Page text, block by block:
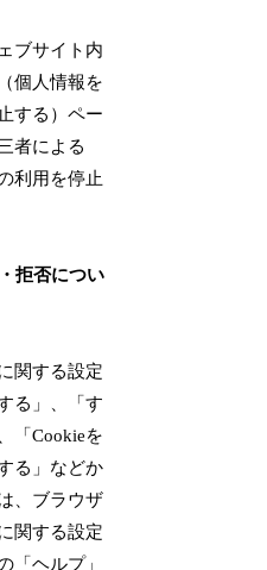
ブサイト内
個人情報を
する）ペー
者による
利用を停止
拒否につい
関する設定
る」、「す
「Cookieを
る」などか
、ブラウザ
関する設定
「ヘルプ」